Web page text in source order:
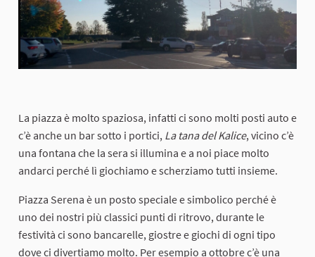
La piazza è molto spaziosa, infatti ci sono molti posti auto e
c’è anche un bar sotto i portici, La tana del Kalice, vicino c’è
una fontana che la sera si illumina e a noi piace molto
andarci perché lì giochiamo e scherziamo tutti insieme.
Piazza Serena è un posto speciale e simbolico perché è
uno dei nostri più classici punti di ritrovo, durante le
festività ci sono bancarelle, giostre e giochi di ogni tipo
dove ci divertiamo molto. Per esempio a ottobre c’è una